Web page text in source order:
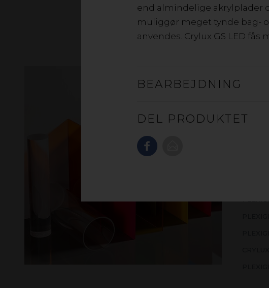
end almindelige akrylplader
muliggør meget tynde bag-
anvendes. Crylux GS LED
BEARBEJDNING
DEL PRODUKTET
og